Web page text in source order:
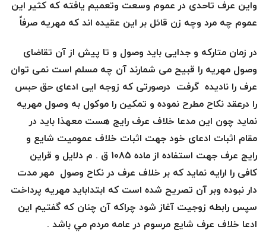
واین عرف تاحدی در عموم وسعت وتعمیم یافته که کثیر این
عموم چه مرد وچه زن قائل بر این عقیده اند که مهریه صرفاً
در زمان متارکه و جدایی باید وصول و تا پیش از آن تقاضای
وصول مهریه را قبیح می شمارند آن چه مسلم است نمی توان
عرف را نادیده گرفت درصورتی که زوجه ایی ادعای حق حبس
را درعقد نکاح مطرح نموده و تمکین را موکول به وصول مهریه
نماید چون این مدعا خلاف عرف رایج هست معهذا باید در
مقام اثبات ادعای خود جهت اثبات خلاف عمومیت شايع و
رايج عرف جهت استفاده از ماده 1085 ق . م دلایل و قراین
کافی را ارایه نماید که بر خلاف عرف در نکاح وصول مهر مدت
دار نبوده وبر آن تصريح شده است كه ابتدابايد مهريه پرداخت
سپس رابطه زوجيت آغاز شود چراکه آن چنان که گفتیم این
ادعا خلاف عرف شايع مرسوم در عامه مردم مي باشد .